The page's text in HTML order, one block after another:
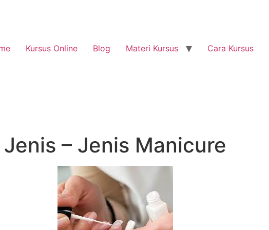
Kursus Online Blog Materi Kursus Cara Kursus
Jenis – Jenis Manicure